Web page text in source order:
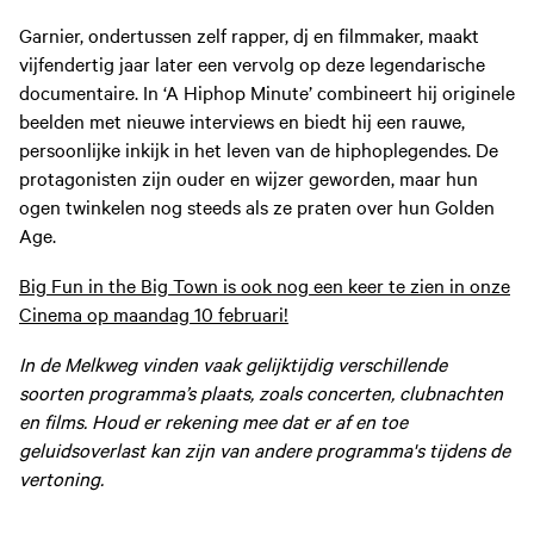
Garnier, ondertussen zelf rapper, dj en filmmaker, maakt
vijfendertig jaar later een vervolg op deze legendarische
documentaire. In ‘A Hiphop Minute’ combineert hij originele
beelden met nieuwe interviews en biedt hij een rauwe,
persoonlijke inkijk in het leven van de hiphoplegendes. De
protagonisten zijn ouder en wijzer geworden, maar hun
ogen twinkelen nog steeds als ze praten over hun Golden
Age.
Big Fun in the Big Town is ook nog een keer te zien in onze
Cinema op maandag 10 februari!
In de Melkweg vinden vaak gelijktijdig verschillende
soorten programma’s plaats, zoals concerten, clubnachten
en films. Houd er rekening mee dat er af en toe
geluidsoverlast kan zijn van andere programma's tijdens de
vertoning.